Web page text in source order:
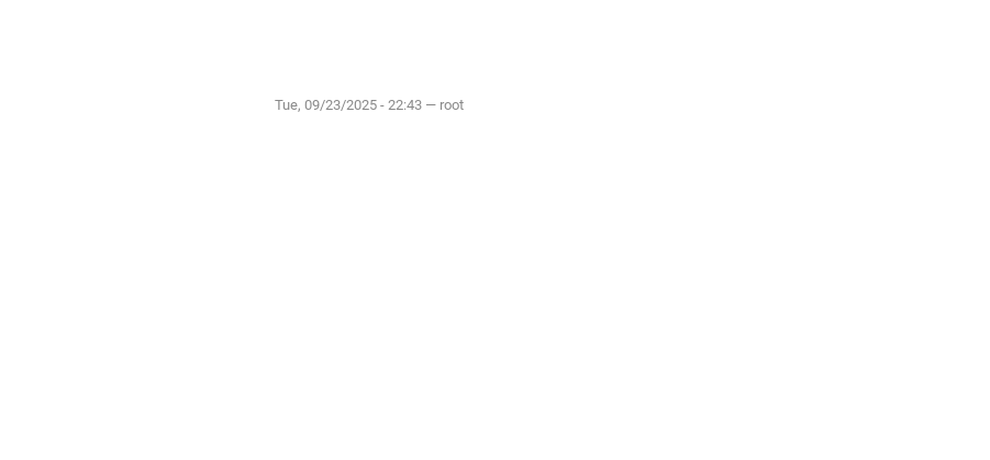
Tue, 09/23/2025 - 22:43 — root